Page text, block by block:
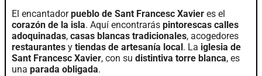
El encantadorpueblo de Sant Francesc Xavier es el
corazón de la isla. Aquí encontrarás pintorescas calles
adoquinadas, casas blancas tradicionales, acogedores
restaurantes y tiendas de artesanía local . La iglesia de
Sant Francesc Xavier, con su distintiva torre blanca, es
una parada obligada.